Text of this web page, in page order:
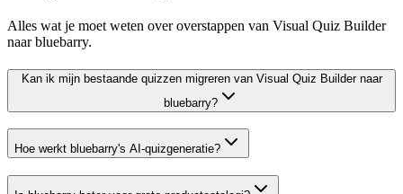
Alles wat je moet weten over overstappen van Visual Quiz Builder
naar bluebarry.
Kan ik mijn bestaande quizzen migreren van Visual Quiz Builder naar
bluebarry?
Hoe werkt bluebarry's AI-quizgeneratie?